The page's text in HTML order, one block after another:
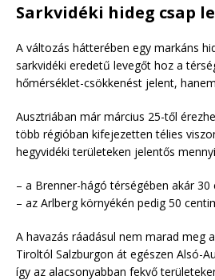
Sarkvidéki hideg csap
A változás hátterében egy markáns
sarkvidéki eredetű levegőt hoz a
hőmérséklet-csökkenést jelent,
Ausztriában már március 25-től
több régióban kifejezetten télies
hegyvidéki területeken jelentős
– a Brenner-hágó térségében akár
– az Arlberg környékén pedig 50
A havazás ráadásul nem marad meg
Tiroltól Salzburgon át egészen Alsó-
így az alacsonyabban fekvő